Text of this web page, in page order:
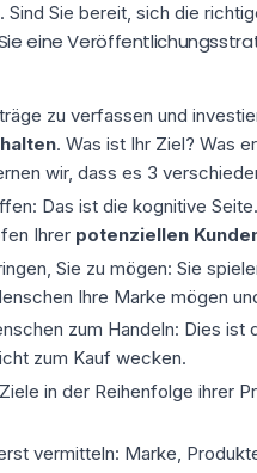
Sind Sie bereit, sich die
eine
zu verfassen und
. Was ist Ihr Ziel? Was
wir, dass es 3
Das ist die kognitive
Ihrer potenziellen
Sie zu mögen: Sie
Ihre Marke mögen
zum Handeln: Dies
zum Kauf wecken.
in der Reihenfolge ihrer
vermitteln: Marke,